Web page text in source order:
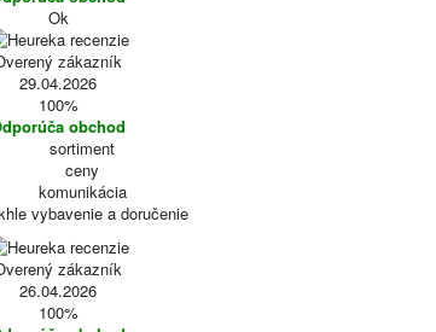
Ok
zákazník
29.04.2026
100%
obchod
sortiment
ceny
komunikácia
vybavenie a doručenie
zákazník
26.04.2026
100%